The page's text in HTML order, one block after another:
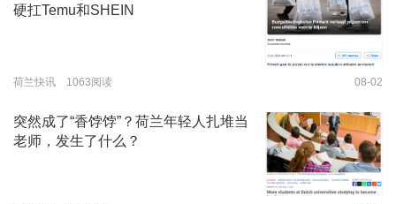
硬扛Temu和SHEIN
荷兰快讯 1063阅读 08-02
突然成了“香饽饽”？荷兰年轻人扎堆当
老师，发生了什么？